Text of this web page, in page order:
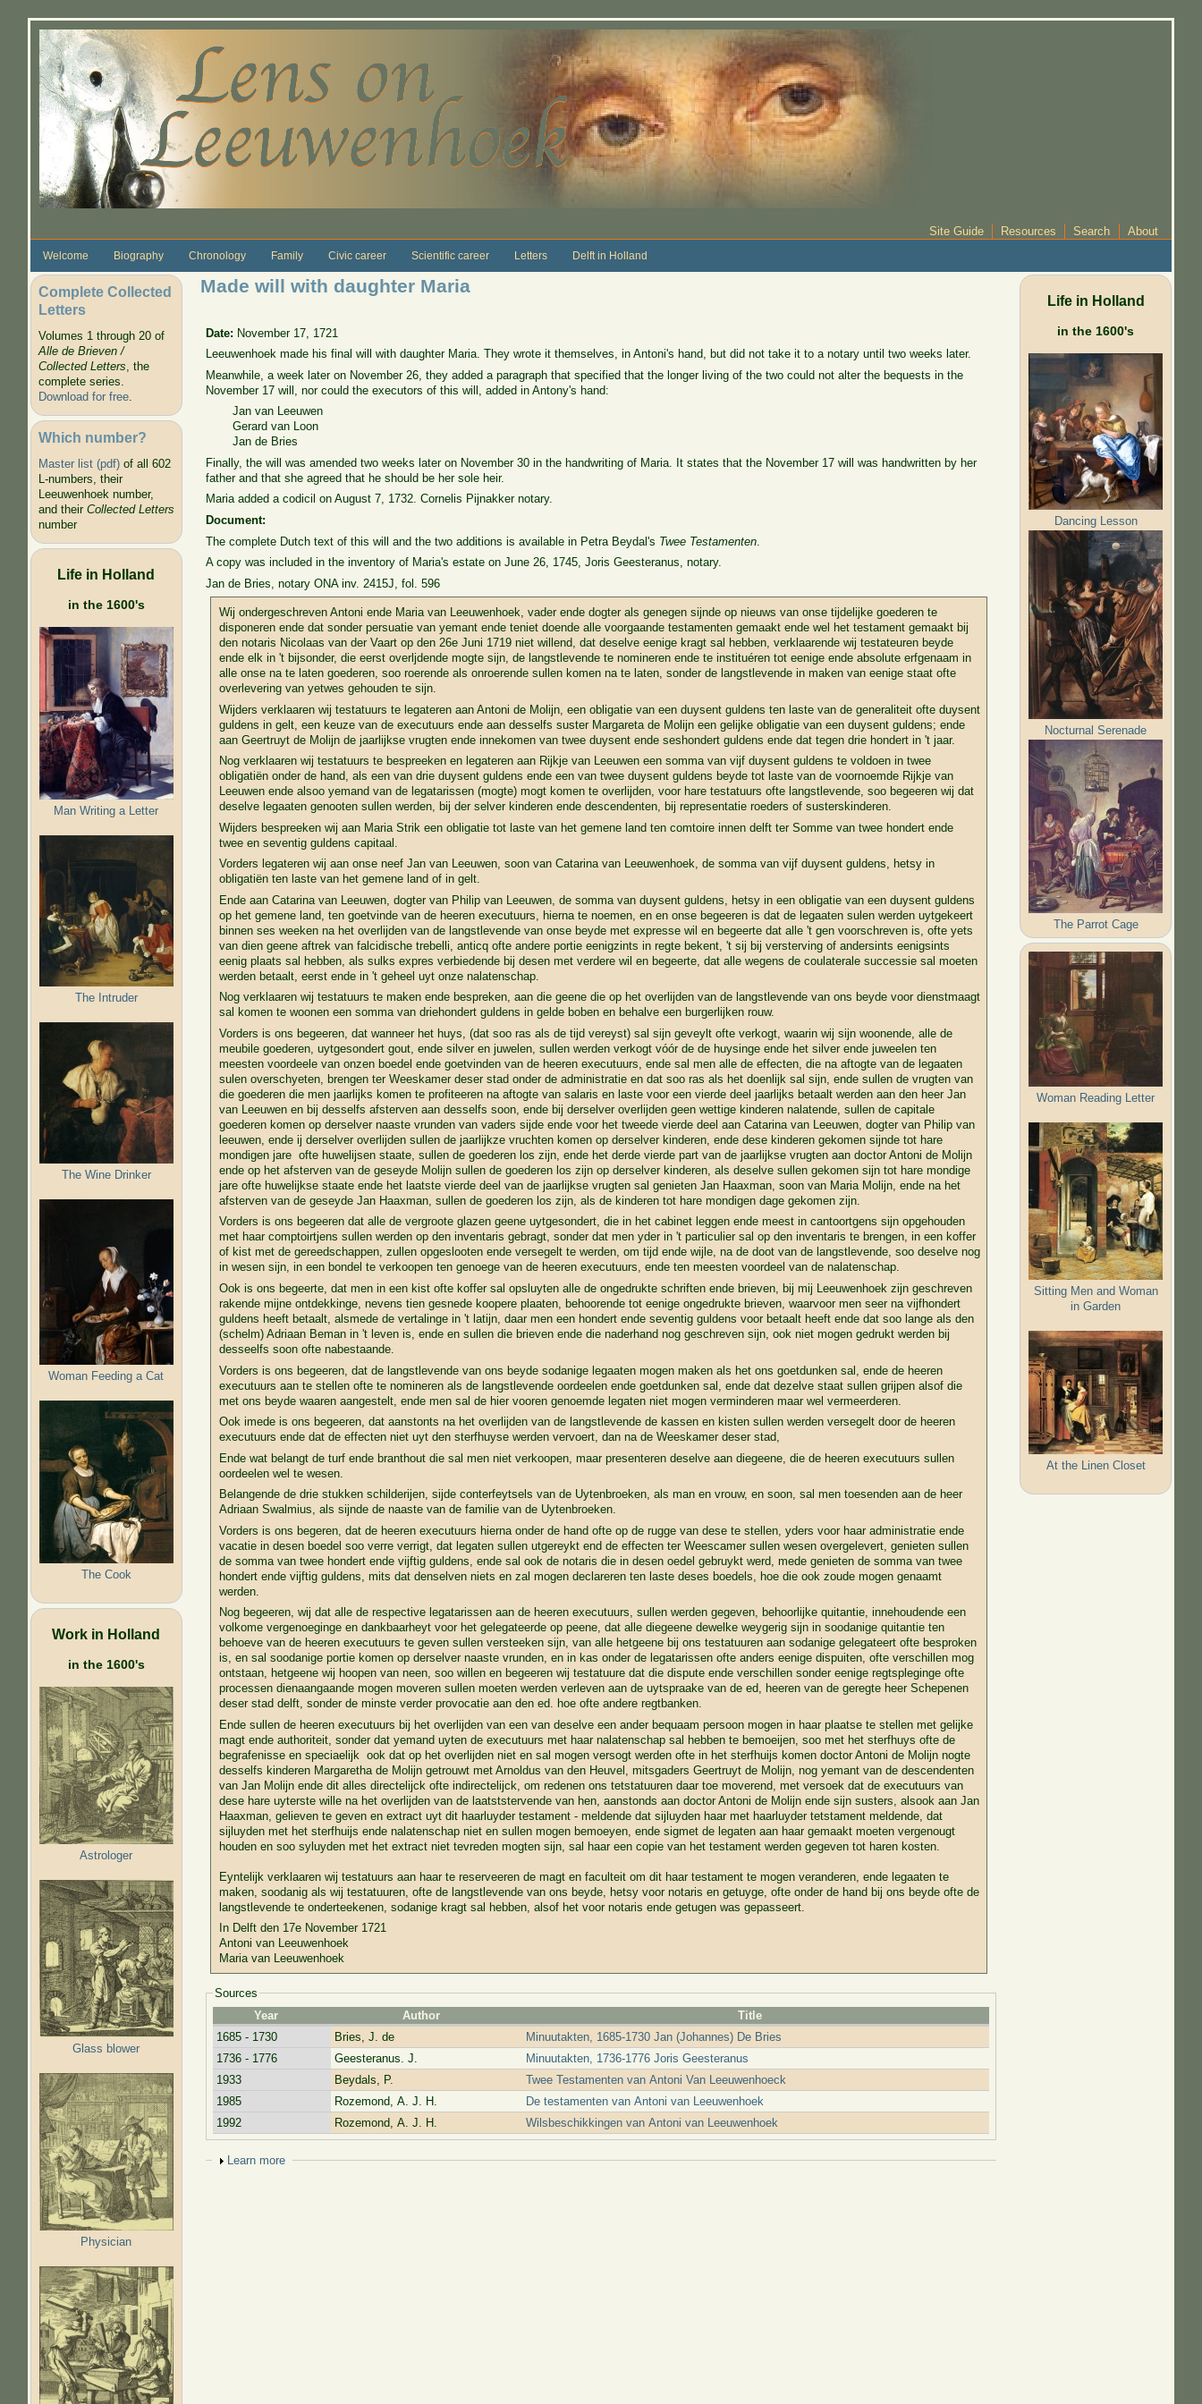
Site Guide Resources Search About
Welcome Biography Chronology Family Civic career Scientific career Letters Delft in Holland
Complete Collected
Letters
Volumes 1 through 20 of
Alle de Brieven /
Collected Letters, the
complete series.
Download for free.
Which number?
Master list (pdf)of all 602
L-numbers, their
Leeuwenhoek number,
and their Collected Letters
number
Life in Holland
in the 1600's
Man Writing a Letter
The Intruder
The Wine Drinker
Woman Feeding a Cat
The Cook
Work in Holland
in the 1600's
Astrologer
Glass blower
Physician
Made will with daughter Maria
Date: November 17, 1721
Leeuwenhoek made his final will with daughter Maria. They wrote it themselves, in Antoni's hand, but did not take it to a notary until two weeks later.
Meanwhile, a week later on November 26, they added a paragraph that specified that the longer living of the two could not alter the bequests in the
November 17 will, nor could the executors of this will, added in Antony's hand:
Jan van Leeuwen
Gerard van Loon
Jan de Bries
Finally, the will was amended two weeks later on November 30 in the handwriting of Maria. It states that the November 17 will was handwritten by her
father and that she agreed that he should be her sole heir.
Maria added a codicil on August 7, 1732. Cornelis Pijnakker notary.
Document:
The complete Dutch text of this will and the two additions is available in Petra Beydal's Twee Testamenten
A copy was included in the inventory of Maria's estate on June 26, 1745, Joris Geesteranus, notary.
Jan de Bries, notary ONA inv. 2415J, fol. 596
Wij ondergeschreven Antoni ende Maria van Leeuwenhoek, vader ende dogter als genegen sijnde op nieuws van onse tijdelijke goederen te
disponeren ende dat sonder persuatie van yemant ende teniet doende alle voorgaande testamenten gemaakt ende wel het testament gemaakt bij
den notaris Nicolaas van der Vaart op den 26e Juni 1719 niet willend, dat deselve eenige kragt sal hebben, verklaarende wij testateuren beyde
ende elk in 't bijsonder, die eerst overljdende mogte sijn, de langstlevende te nomineren ende te instituéren tot eenige ende absolute erfgenaam in
alle onse na te laten goederen, soo roerende als onroerende sullen komen na te laten, sonder de langstlevende in maken van eenige staat ofte
overlevering van yetwes gehouden te sijn.
Wijders verklaaren wij testatuurs te legateren aan Antoni de Molijn, een obligatie van een duysent guldens ten laste van de generaliteit ofte duysent
guldens in gelt, een keuze van de executuurs ende aan desselfs suster Margareta de Molijn een gelijke obligatie van een duysent guldens; ende
aan Geertruyt de Molijn de jaarlijkse vrugten ende innekomen van twee duysent ende seshondert guldens ende dat tegen drie hondert in 't jaar.
Nog verklaaren wij testatuurs te bespreeken en legateren aan Rijkje van Leeuwen een somma van vijf duysent guldens te voldoen in twee
obligatiën onder de hand, als een van drie duysent guldens ende een van twee duysent guldens beyde tot laste van de voornoemde Rijkje van
Leeuwen ende alsoo yemand van de legatarissen (mogte) mogt komen te overlijden, voor hare testatuurs ofte langstlevende, soo begeeren wij dat
deselve legaaten genooten sullen werden, bij der selver kinderen ende descendenten, bij representatie roeders of susterskinderen.
Wijders bespreeken wij aan Maria Strik een obligatie tot laste van het gemene land ten comtoire innen delft ter Somme van twee hondert ende
twee en seventig guldens capitaal.
Vorders legateren wij aan onse neef Jan van Leeuwen, soon van Catarina van Leeuwenhoek, de somma van vijf duysent guldens, hetsy in
obligatiën ten laste van het gemene land of in gelt.
Ende aan Catarina van Leeuwen, dogter van Philip van Leeuwen, de somma van duysent guldens, hetsy in een obligatie van een duysent guldens
op het gemene land, ten goetvinde van de heeren executuurs, hierna te noemen, en en onse begeeren is dat de legaaten sulen werden uytgekeert
binnen ses weeken na het overlijden van de langstlevende van onse beyde met expresse wil en begeerte dat alle 't gen voorschreven is, ofte yets
van dien geene aftrek van falcidische trebelli, anticq ofte andere portie eenigzints in regte bekent, 't sij bij versterving of andersints eenigsints
eenig plaats sal hebben, als sulks expres verbiedende bij desen met verdere wil en begeerte, dat alle wegens de coulaterale successie sal moeten
werden betaalt, eerst ende in 't geheel uyt onze nalatenschap.
Nog verklaaren wij testatuurs te maken ende bespreken, aan die geene die op het overlijden van de langstlevende van ons beyde voor dienstmaagt
sal komen te woonen een somma van driehondert guldens in gelde boben en behalve een burgerlijken rouw.
Vorders is ons begeeren, dat wanneer het huys, (dat soo ras als de tijd vereyst) sal sijn geveylt ofte verkogt, waarin wij sijn woonende, alle de
meubile goederen, uytgesondert gout, ende silver en juwelen, sullen werden verkogt vóór de de huysinge ende het silver ende juweelen ten
meesten voordeele van onzen boedel ende goetvinden van de heeren executuurs, ende sal men alle de effecten, die na aftogte van de legaaten
sulen overschyeten, brengen ter Weeskamer deser stad onder de administratie en dat soo ras als het doenlijk sal sijn, ende sullen de vrugten van
die goederen die men jaarlijks komen te profiteeren na aftogte van salaris en laste voor een vierde deel jaarlijks betaalt werden aan den heer Jan
van Leeuwen en bij desselfs afsterven aan desselfs soon, ende bij derselver overlijden geen wettige kinderen nalatende, sullen de capitale
goederen komen op derselver naaste vrunden van vaders sijde ende voor het tweede vierde deel aan Catarina van Leeuwen, dogter van Philip van
leeuwen, ende ij derselver overlijden sullen de jaarlijkze vruchten komen op derselver kinderen, ende dese kinderen gekomen sijnde tot hare
mondigen jare ofte huwelijsen staate, sullen de goederen los zijn, ende het derde vierde part van de jaarlijkse vrugten aan doctor Antoni de Molijn
ende op het afsterven van de geseyde Molijn sullen de goederen los zijn op derselver kinderen, als deselve sullen gekomen sijn tot hare mondige
jare ofte huwelijkse staate ende het laatste vierde deel van de jaarlijkse vrugten sal genieten Jan Haaxman, soon van Maria Molijn, ende na het
afsterven van de geseyde Jan Haaxman, sullen de goederen los zijn, als de kinderen tot hare mondigen dage gekomen zijn.
Vorders is ons begeeren dat alle de vergroote glazen geene uytgesondert, die in het cabinet leggen ende meest in cantoortgens sijn opgehouden
met haar comptoirtjens sullen werden op den inventaris gebragt, sonder dat men yder in 't particulier sal op den inventaris te brengen, in een koffer
of kist met de gereedschappen, zullen opgeslooten ende versegelt te werden, om tijd ende wijle, na de doot van de langstlevende, soo deselve nog
in wesen sijn, in een bondel te verkoopen ten genoege van de heeren executuurs, ende ten meesten voordeel van de nalatenschap.
Ook is ons begeerte, dat men in een kist ofte koffer sal opsluyten alle de ongedrukte schriften ende brieven, bij mij Leeuwenhoek zijn geschreven
rakende mijne ontdekkinge, nevens tien gesnede koopere plaaten, behoorende tot eenige ongedrukte brieven, waarvoor men seer na vijfhondert
guldens heeft betaalt, alsmede de vertalinge in 't latijn, daar men een hondert ende seventig guldens voor betaalt heeft ende dat soo lange als den
(schelm) Adriaan Beman in 't leven is, ende en sullen die brieven ende die naderhand nog geschreven sijn, ook niet mogen gedrukt werden bij
desseelfs soon ofte nabestaande.
Vorders is ons begeeren, dat de langstlevende van ons beyde sodanige legaaten mogen maken als het ons goetdunken sal, ende de heeren
executuurs aan te stellen ofte te nomineren als de langstlevende oordeelen ende goetdunken sal, ende dat dezelve staat sullen grijpen alsof die
met ons beyde waaren aangestelt, ende men sal de hier vooren genoemde legaten niet mogen verminderen maar wel vermeerderen.
Ook imede is ons begeeren, dat aanstonts na het overlijden van de langstlevende de kassen en kisten sullen werden versegelt door de heeren
executuurs ende dat de effecten niet uyt den sterfhuyse werden vervoert, dan na de Weeskamer deser stad,
Ende wat belangt de turf ende branthout die sal men niet verkoopen, maar presenteren deselve aan diegeene, die de heeren executuurs sullen
oordeelen wel te wesen.
Belangende de drie stukken schilderijen, sijde conterfeytsels van de Uytenbroeken, als man en vrouw, en soon, sal men toesenden aan de heer
Adriaan Swalmius, als sijnde de naaste van de familie van de Uytenbroeken.
Vorders is ons begeren, dat de heeren executuurs hierna onder de hand ofte op de rugge van dese te stellen, yders voor haar administratie ende
vacatie in desen boedel soo verre verrigt, dat legaten sullen utgereykt end de effecten ter Weescamer sullen wesen overgelevert, genieten sullen
de somma van twee hondert ende vijftig guldens, ende sal ook de notaris die in desen oedel gebruykt werd, mede genieten de somma van twee
hondert ende vijftig guldens, mits dat denselven niets en zal mogen declareren ten laste deses boedels, hoe die ook zoude mogen genaamt
werden.
Nog begeeren, wij dat alle de respective legatarissen aan de heeren executuurs, sullen werden gegeven, behoorlijke quitantie, innehoudende een
volkome vergenoeginge en dankbaarheyt voor het gelegateerde op peene, dat alle diegeene dewelke weygerig sijn in soodanige quitantie ten
behoeve van de heeren executuurs te geven sullen versteeken sijn, van alle hetgeene bij ons testatuuren aan sodanige gelegateert ofte besproken
is, en sal soodanige portie komen op derselver naaste vrunden, en in kas onder de legatarissen ofte anders eenige dispuiten, ofte verschillen mog
ontstaan, hetgeene wij hoopen van neen, soo willen en begeeren wij testatuure dat die dispute ende verschillen sonder eenige regtspleginge ofte
processen dienaangaande mogen moveren sullen moeten werden verleven aan de uytspraake van de ed, heeren van de geregte heer Schepenen
deser stad delft, sonder de minste verder provocatie aan den ed. hoe ofte andere regtbanken.
Ende sullen de heeren executuurs bij het overlijden van een van deselve een ander bequaam persoon mogen in haar plaatse te stellen met gelijke
magt ende authoriteit, sonder dat yemand uyten de executuurs met haar nalatenschap sal hebben te bemoeijen, soo met het sterfhuys ofte de
begrafenisse en speciaelijk ook dat op het overlijden niet en sal mogen versogt werden ofte in het sterfhuijs komen doctor Antoni de Molijn nogte
desselfs kinderen Margaretha de Molijn getrouwt met Arnoldus van den Heuvel, mitsgaders Geertruyt de Molijn, nog yemant van de descendenten
van Jan Molijn ende dit alles directelijck ofte indirectelijck, om redenen ons tetstatuuren daar toe moverend, met versoek dat de executuurs van
dese hare uyterste wille na het overlijden van de laatststervende van hen, aanstonds aan doctor Antoni de Molijn ende sijn susters, alsook aan Jan
Haaxman, gelieven te geven en extract uyt dit haarluyder testament - meldende dat sijluyden haar met haarluyder tetstament meldende, dat
sijluyden met het sterfhuijs ende nalatenschap niet en sullen mogen bemoeyen, ende sigmet de legaten aan haar gemaakt moeten vergenougt
houden en soo syluyden met het extract niet tevreden mogten sijn, sal haar een copie van het testament werden gegeven tot haren kosten.
Eyntelijk verklaaren wij testatuurs aan haar te reserveeren de magt en faculteit om dit haar testament te mogen veranderen, ende legaaten te
maken, soodanig als wij testatuuren, ofte de langstlevende van ons beyde, hetsy voor notaris en getuyge, ofte onder de hand bij ons beyde ofte de
langstlevende te onderteekenen, sodanige kragt sal hebben, alsof het voor notaris ende getugen was gepasseert.
In Delft den 17e November 1721
Antoni van Leeuwenhoek
Maria van Leeuwenhoek
Sources
Year
Author
Title
1685 - 1730
Bries, J. de
Minuutakten, 1685-1730 Jan (Johannes) De Bries
1736 - 1776
Geesteranus. J.
Minuutakten, 1736-1776 Joris Geesteranus
1933
Beydals, P.
Twee Testamenten van Antoni Van Leeuwenhoeck
1985
Rozemond, A. J. H.
De testamenten van Antoni van Leeuwenhoek
1992
Rozemond, A. J. H. Wilsbeschikkingen van Antoni van Leeuwenhoek
Show
Learn more
Life in Holland
in the 1600's
Dancing Lesson
Nocturnal Serenade
The Parrot Cage
Woman Reading Letter
Sitting Men and Woman
in Garden
At the Linen Closet